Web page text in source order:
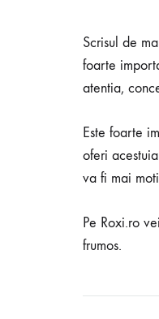
Scrisul de
foarte
atentia,
Este foarte
oferi
va fi mai
Pe Roxi.ro
frumos.